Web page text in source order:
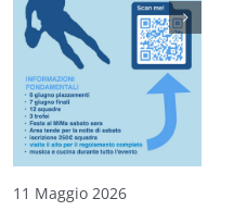
11 Maggio 2026